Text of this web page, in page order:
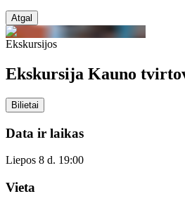
Atgal
Ekskursijos
Ekskursija Kauno
Bilietai
Data ir laikas
Liepos 8 d. 19:00
Vieta